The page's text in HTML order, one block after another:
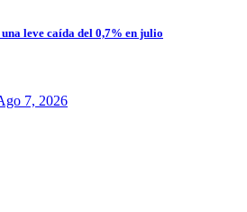
leve caída del 0,7% en julio
7, 2026